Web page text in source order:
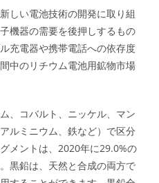
しい電池技術の開発に取り組
機器の需要を後押しするもの
充電器や携帯電話への依存度
中のリチウム電池用鉱物市場
、コバルト、ニッケル、マン
ルミニウム、鉄など）で区分
メントは、2020年に29.0%の
黒鉛は、天然と合成の両方で